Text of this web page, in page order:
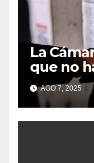
La
que no
lugares
Matanza
AGO 7, 2025